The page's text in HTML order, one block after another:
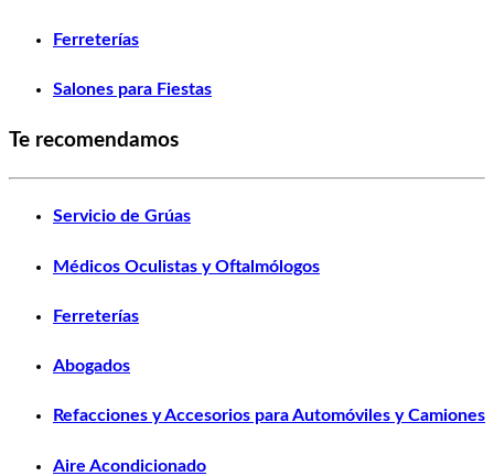
Ferreterías
Salones para Fiestas
Te recomendamos
Servicio de Grúas
Médicos Oculistas y Oftalmólogos
Ferreterías
Abogados
Refacciones y Accesorios para Automóviles y Camiones
Aire Acondicionado